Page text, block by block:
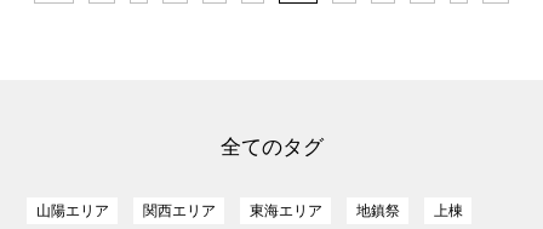
全てのタグ
山陽エリア 関西エリア 東海エリア 地鎮祭 上棟